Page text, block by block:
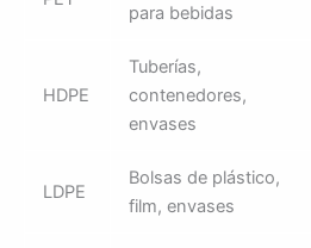
para bebidas
HDPE
Tuberías,
contenedores,
envases
LDPE
Bolsas de plástico,
film, envases